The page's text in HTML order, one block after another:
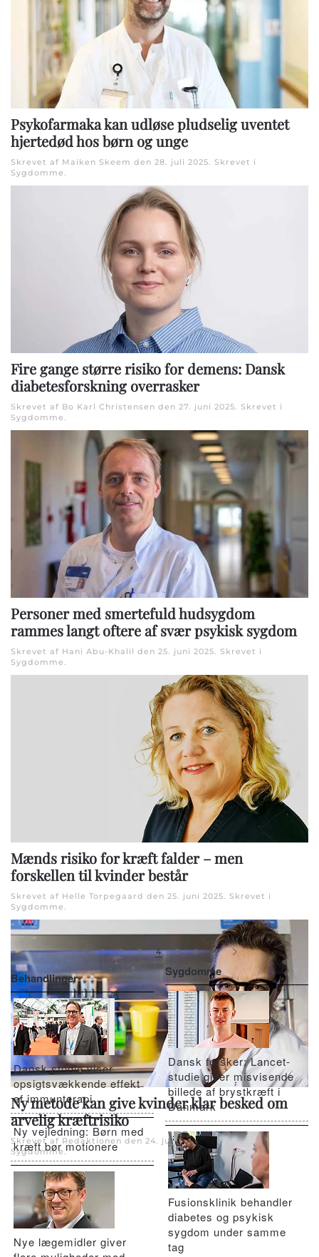
Psykofarmaka kan udløse pludselig uventet
hjertedød hos børn og unge
Skrevet af Maiken Skeem den 28. juli 2025 . Skrevet i
Sygdomme
Fire gange større risiko for demens: Dansk
diabetesforskning overrasker
Skrevet af Bo Karl Christensen den 27. juni 2025 . Skrevet i
Sygdomme
Personer med smertefuld hudsygdom
rammes langt oftere af svær psykisk sygdom
Skrevet af Hani Abu-Khalil den 25. juni 2025 . Skrevet i
Sygdomme
Mænds risiko for kræft falder – men
forskellen til kvinder består
Skrevet af Helle Torpegaard den 25. juni 2025. Skrevet i
Sygdomme.
Ny metode kan give kvinder klar besked om
arvelig kræftrisiko
Skrevet af Redaktionen den 24. juni 2025
. Skrevet i
Sygdomme.
1 2 3 4 5 6 7
Behandlinger
Dansk studie viser
opsigtsvækkende effekt
af immunterapi
Ny vejledning: Børn med
kræft bør motionere
Nye lægemidler giver
Sygdomme
Dansk forsker: Lancet-
studie giver misvisende
billede af brystkræft i
Danmark
Fusionsklinik behandler
diabetes og psykisk
sygdom under samme
tag